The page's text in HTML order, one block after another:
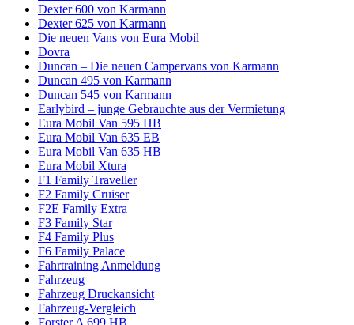
Dexter 600 von Karmann
Dexter 625 von Karmann
Die neuen Vans von Eura Mobil
Dovra
Duncan – Die neuen Campervans von Karmann
Duncan 495 von Karmann
Duncan 545 von Karmann
Earlybird – junge Gebrauchte aus der Vermietung
Eura Mobil Van 595 HB
Eura Mobil Van 635 EB
Eura Mobil Van 635 HB
Eura Mobil Xtura
F1 Family Traveller
F2 Family Cruiser
F2E Family Extra
F3 Family Star
F4 Family Plus
F6 Family Palace
Fahrtraining Anmeldung
Fahrzeug
Fahrzeug Druckansicht
Fahrzeug-Vergleich
Forster A 699 HB